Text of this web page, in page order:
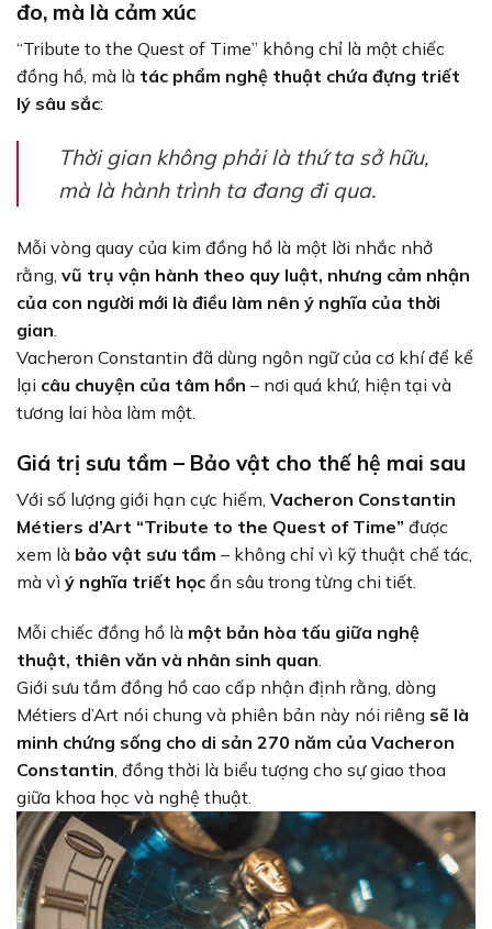
đo, mà là cảm xúc
“Tribute to the Quest of Time” không chỉ là một chiếc
đồng hồ, mà là tác phẩm nghệ thuật chứa đựng triết
lý sâu sắc:
Thời gian không phải là thứ ta sở hữu,
mà là hành trình ta đang đi qua.
Mỗi vòng quay của kim đồng hồ là một lời nhắc nhở
rằng, vũ trụ vận hành theo quy luật, nhưng cảm nhận
của con người mới là điều làm nên ý nghĩa của thời
gian
Vacheron Constantin đã dùng ngôn ngữ của cơ khí để kể
lại câu chuyện của tâm hồn – nơi quá khứ, hiện tại và
tương lai hòa làm một.
Giá trị sưu tầm – Bảo vật cho thế hệ mai sau
Với số lượng giới hạn cực hiếm, Vacheron Constantin
Métiers d’Art “Tribute to the Quest of Time” được
xem là bảo vật sưu tầm – không chỉ vì kỹ thuật chế tác,
mà vì ý nghĩa triết học ẩn sâu trong từng chi tiết.
Mỗi chiếc đồng hồ là một bản hòa tấu giữa nghệ
thuật, thiên văn và nhân sinh quan.
Giới sưu tầm đồng hồ cao cấp nhận định rằng, dòng
Métiers d’Art nói chung và phiên bản này nói riêng sẽ là
minh chứng sống cho di sản 270 năm của Vacheron
Constantin, đồng thời là biểu tượng cho sự giao thoa
giữa khoa học và nghệ thuật.